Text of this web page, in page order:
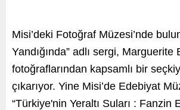
Misi’deki Fotoğraf Müzesi’nde
Yandığında” adlı sergi, Marguerite
fotoğraflarından kapsamlı bir
çıkarıyor. Yine Misi’de Edebiyat
“Türkiye'nin Yeraltı Suları : Fanzin